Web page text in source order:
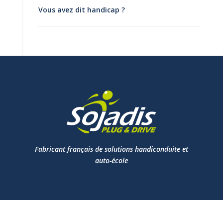
Vous avez dit handicap ?
Fabricant français de solutions handiconduite et
auto-école